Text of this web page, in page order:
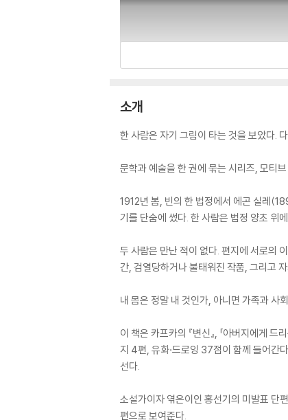
소개
한 사람은 자기 그림이 타는 것을 보았다.
문학과 예술을 한 권에 묶는 시리즈, 모티
1912년 봄, 빈의 한 법정에서 에곤 실레
기를 단숨에 썼다. 한 사람은 법정 양초 위
두 사람은 만난 적이 없다. 편지에 서로의
간, 검열당하거나 불태워진 작품, 그리고
내 몸은 정말 내 것인가, 아니면 가족과 사
이 책은 카프카의 『변신』, 「아버지에게 드
지 4편, 유화·드로잉 37점이 함께 들어간
선다.
소설가이자 엮은이인 홍선기의 미발표 단
편으로 보여준다.